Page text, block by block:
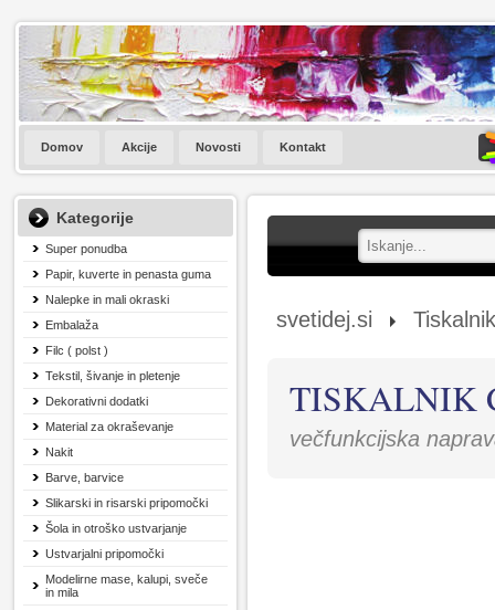
Domov Akcije Novosti Kontakt
Kategorije
Super ponudba
Papir, kuverte in penasta guma
Nalepke in mali okraski
Embalaža
Filc ( polst )
Tekstil, šivanje in pletenje
Dekorativni dodatki
Material za okraševanje
Nakit
Barve, barvice
Slikarski in risarski pripomočki
Šola in otroško ustvarjanje
Ustvarjalni pripomočki
Modelirne mase, kalupi, sveče
in mila
svetidej.si
TISKALNIK
večfunkcijska